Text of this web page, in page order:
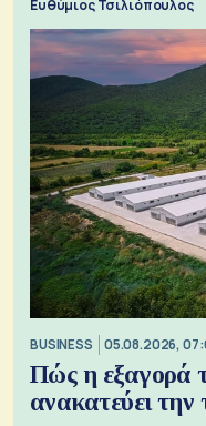
Ευθύμιος Τσιλιόπουλος
BUSINESS 05.08.2026,
Πώς η εξαγορά
ανακατεύει